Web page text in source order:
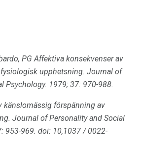
PG Affektiva konsekvenser av
upphetsning. Journal of
Psychology. 1979; 37: 970-988.
känslomässig förspänning av
Journal of Personality and Social
953-969. doi: 10,1037 / 0022-